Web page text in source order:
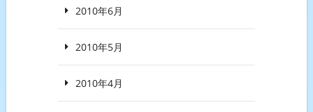
2010年6月
2010年5月
2010年4月